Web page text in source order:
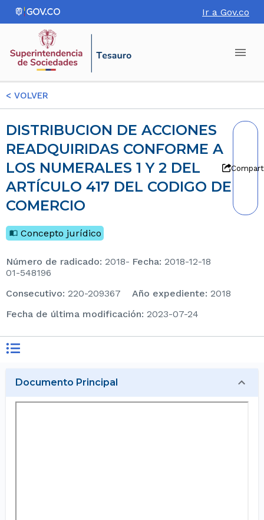
Ir a Gov.co
< VOLVER
DISTRIBUCION DE ACCIONES
READQUIRIDAS CONFORME A
LOS NUMERALES 1 Y 2 DEL
ARTÍCULO 417 DEL CODIGO DE
COMERCIO
Concepto jurídico
Número de radicado: 2018-
01-548196
Fecha: 2018-12-18
consecutivo: 220-209367 Año expediente: 2018
Fecha de última modificación: 2023-07-24
Documento Principal